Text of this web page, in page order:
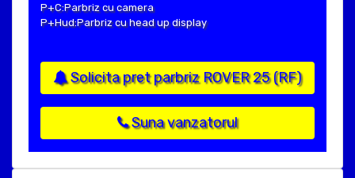
P+C:Parbriz cu camera
P+Hud:Parbriz cu head up display
Solicita pret parbriz ROVER 25 (RF)
Suna vanzatorul